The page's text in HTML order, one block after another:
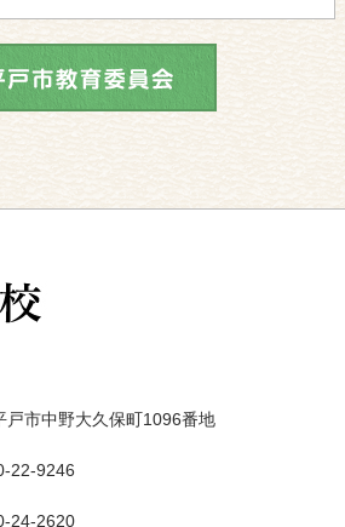
戸市中野大久保町1096番地
22-9246
24-2620